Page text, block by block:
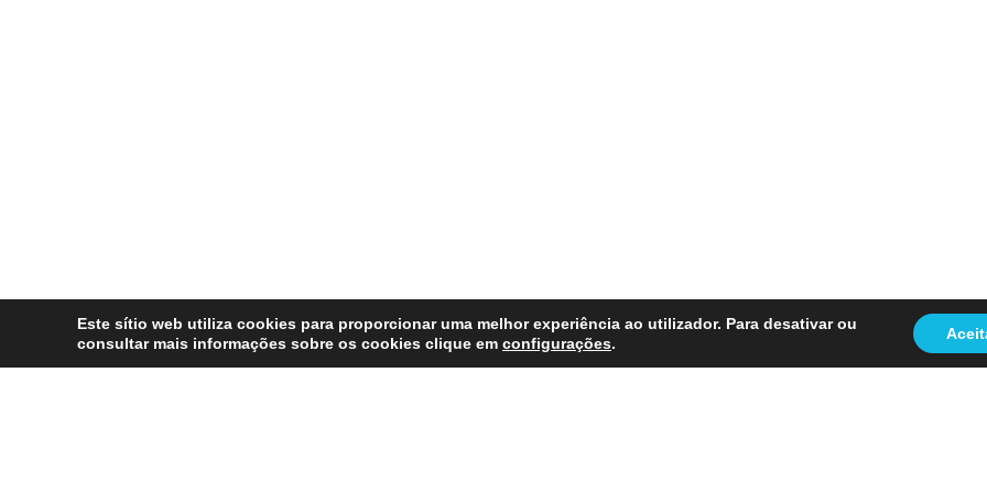
Este sítio web utiliza cookies para proporcionar uma melhor experiência ao utilizador. Para desativar ou
consultar mais informações sobre os cookies clique em configurações.